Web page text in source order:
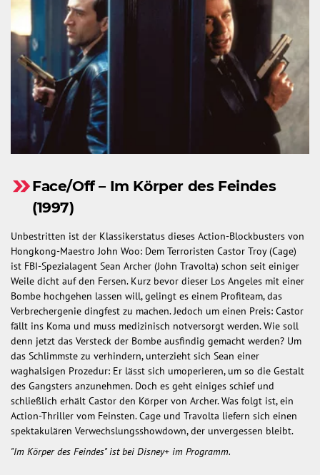
Face/Off – Im Körper des Feindes
(1997)
Unbestritten ist der Klassikerstatus dieses Action-Blockbusters von
Hongkong-Maestro John Woo: Dem Terroristen Castor Troy (Cage)
ist FBI-Spezialagent Sean Archer (John Travolta) schon seit einiger
Weile dicht auf den Fersen. Kurz bevor dieser Los Angeles mit einer
Bombe hochgehen lassen will, gelingt es einem Profiteam, das
Verbrechergenie dingfest zu machen. Jedoch um einen Preis: Castor
fällt ins Koma und muss medizinisch notversorgt werden. Wie soll
denn jetzt das Versteck der Bombe ausfindig gemacht werden? Um
das Schlimmste zu verhindern, unterzieht sich Sean einer
waghalsigen Prozedur: Er lässt sich umoperieren, um so die Gestalt
des Gangsters anzunehmen. Doch es geht einiges schief und
schließlich erhält Castor den Körper von Archer. Was folgt ist, ein
Action-Thriller vom Feinsten. Cage und Travolta liefern sich einen
spektakulären Verwechslungsshowdown, der unvergessen bleibt.
"Im Körper des Feindes" ist bei Disney+ im Programm.